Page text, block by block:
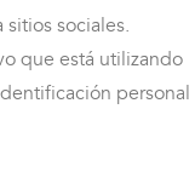
sociales.
que está utilizando
personal